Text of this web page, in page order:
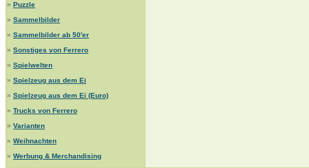
» Puzzle
» Sammelbilder
» Sammelbilder ab 50'er
» Sonstiges von Ferrero
» Spielwelten
» Spielzeug aus dem Ei
» Spielzeug aus dem Ei (Euro)
» Trucks von Ferrero
» Varianten
» Weihnachten
» Werbung & Merchandising